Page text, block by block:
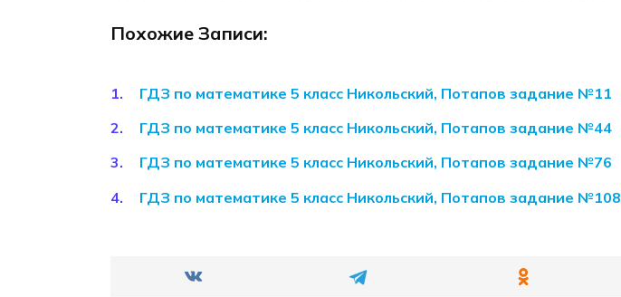
Похожие Записи:
ГДЗ по математике 5 класс Никольский, Потапов задание №11
ГДЗ по математике 5 класс Никольский, Потапов задание №44
ГДЗ по математике 5 класс Никольский, Потапов задание №76
ГДЗ по математике 5 класс Никольский, Потапов задание №108